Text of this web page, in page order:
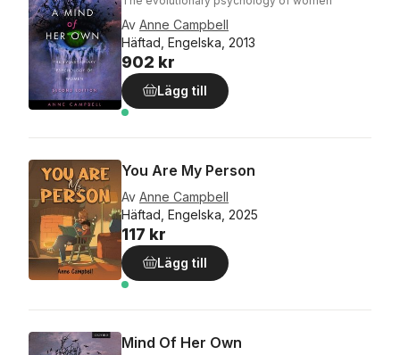
Av Anne Campbell
Häftad, Engelska, 2013
902 kr
Lägg till
You Are My Person
Av Anne Campbell
Häftad, Engelska, 2025
117 kr
Lägg till
Mind Of Her Own